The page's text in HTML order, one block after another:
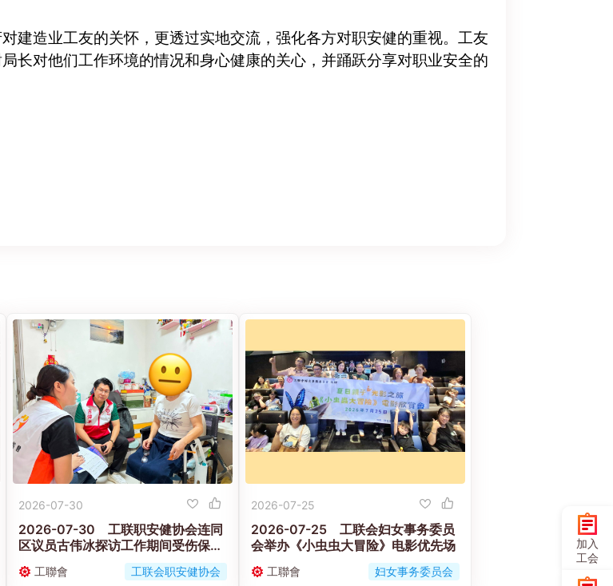
建造业工友的关怀，更透过实地交流，强化各方对职安健的重视。工友
长对他们工作环境的情况和身心健康的关心，并踊跃分享对职业安全的
2026-07-30
2026-07-30 工联职安健协会连同
区议员古伟冰探访工作期间受伤保安
工聯會 工联会职安健协会
2026-07-25
2026-07-25 工联会妇女事务委员
会举办《小虫虫大冒险》电影优先场
工聯會 妇女事务委员会
加入
工会